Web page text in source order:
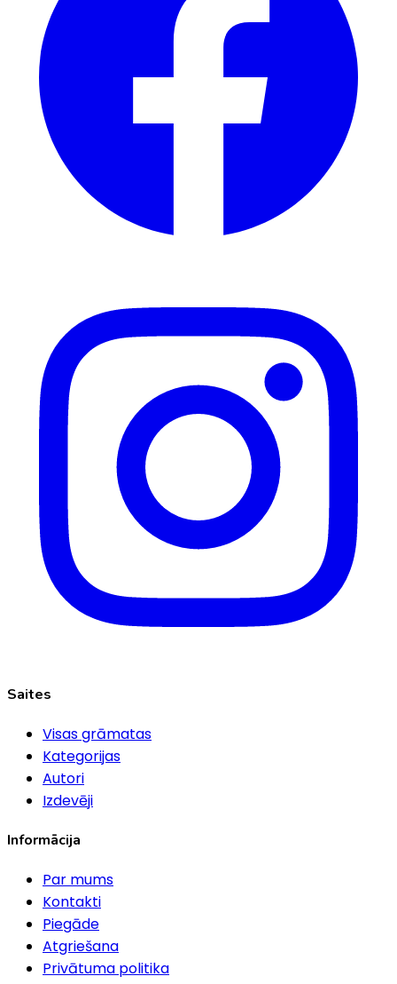
Saites
Visas grāmatas
Kategorijas
Autori
Izdevēji
Informācija
Par mums
Kontakti
Piegāde
Atgriešana
Privātuma politika